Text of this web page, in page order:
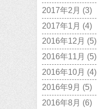
2017年2月 (3)
2017年1月 (4)
2016年12月 (5)
2016年11月 (5)
2016年10月 (4)
2016年9月 (5)
2016年8月 (6)